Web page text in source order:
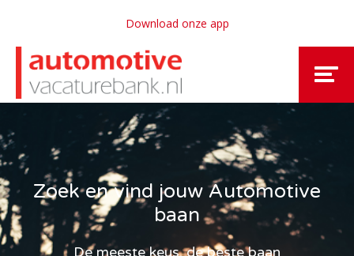
Download onze app
Zoek en vind jouw Automotive
baan
De meeste keus, de beste baan